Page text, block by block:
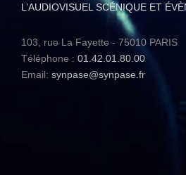
L’AUDIOVISUEL SCÉNIQUE ET
103, rue La Fayette - 75010 PARIS
Téléphone : 01.42.01.80.00
Email: synpase@synpase.fr